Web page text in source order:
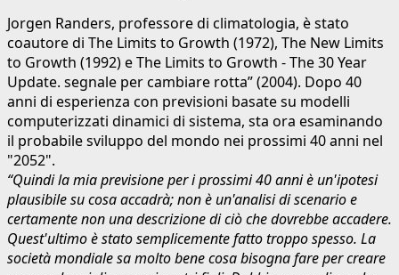
Jorgen Randers, professore di climatologia, è stato
coautore di The Limits to Growth (1972), The New Limits
to Growth (1992) e The Limits to Growth - The 30 Year
Update. segnale per cambiare rotta” (2004). Dopo 40
anni di esperienza con previsioni basate su modelli
computerizzati dinamici di sistema, sta ora esaminando
il probabile sviluppo del mondo nei prossimi 40 anni nel
"2052".
“Quindi la mia previsione per i prossimi 40 anni è un'ipotesi
plausibile su cosa accadrà; non è un'analisi di scenario e
certamente non una descrizione di ciò che dovrebbe accadere.
Quest'ultimo è stato semplicemente fatto troppo spesso. La
società mondiale sa molto bene cosa bisogna fare per creare